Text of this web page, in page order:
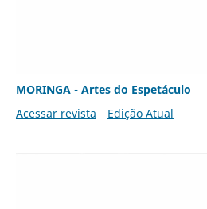
MORINGA - Artes do Espetáculo
Acessar revista
Edição Atual